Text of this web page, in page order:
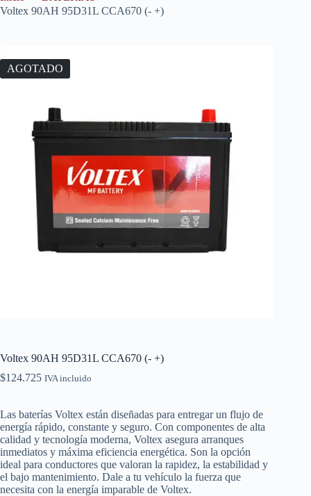
Voltex 90AH 95D31L CCA670 (- +)
AGOTADO
Voltex 90AH 95D31L CCA670 (- +)
$124.725 IVA incluido
Las baterías Voltex están diseñadas para entregar un flujo de
energía rápido, constante y seguro. Con componentes de alta
calidad y tecnología moderna, Voltex asegura arranques
inmediatos y máxima eficiencia energética. Son la opción
ideal para conductores que valoran la rapidez, la estabilidad y
el bajo mantenimiento. Dale a tu vehículo la fuerza que
necesita con la energía imparable de Voltex.